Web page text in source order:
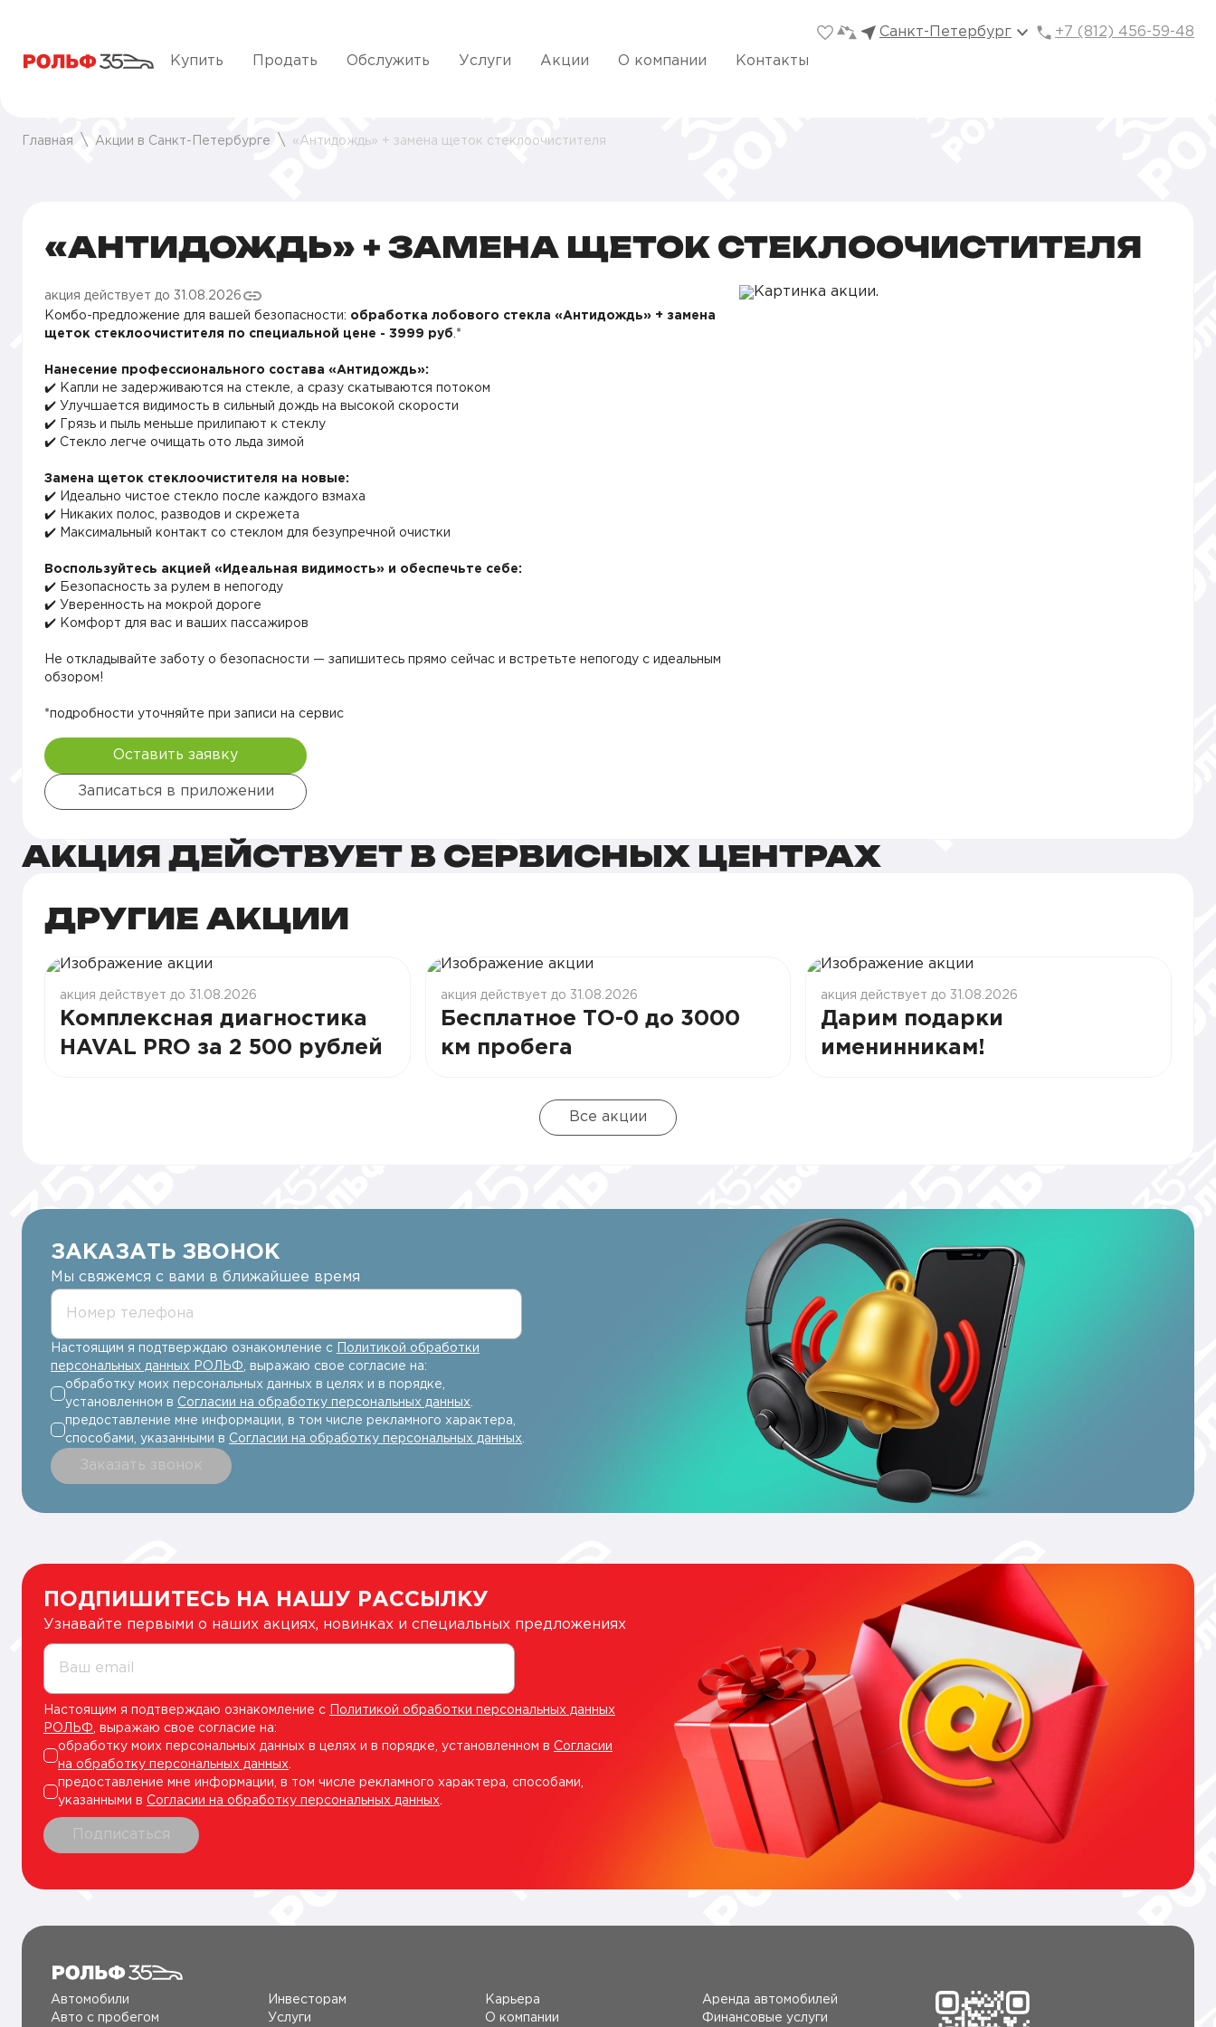
Санкт-Петербург +7 (812) 456-59-48
Купить Продать Обслужить Услуги Акции О компании Контакты
Главная Акции в Санкт-Петербурге «Антидождь» + замена щеток стеклоочистителя
«АНТИДОЖДЬ» + ЗАМЕНА ЩЕТОК СТЕКЛООЧИСТИТЕЛЯ
акция действует до 31.08.2026
Комбо-предложение для вашей безопасности: обработка лобового стекла «Антидождь» + замена
щеток стеклоочистителя по специальной цене - 3999 руб .*
Нанесение профессионального состава «Антидождь»:
✔️ Капли не задерживаются на стекле, а сразу скатываются потоком
✔️ Улучшается видимость в сильный дождь на высокой скорости
✔️ Грязь и пыль меньше прилипают к стеклу
✔️ Стекло легче очищать ото льда зимой
Замена щеток стеклоочистителя на новые:
✔️ Идеально чистое стекло после каждого взмаха
✔️ Никаких полос, разводов и скрежета
✔️ Максимальный контакт со стеклом для безупречной очистки
Воспользуйтесь акцией «Идеальная видимость» и обеспечьте себе:
✔️ Безопасность за рулем в непогоду
✔️ Уверенность на мокрой дороге
✔️ Комфорт для вас и ваших пассажиров
Не откладывайте заботу о безопасности — запишитесь прямо сейчас и встретьте непогоду с идеальным
обзором!
*подробности уточняйте при записи на сервис
Оставить заявку
Записаться в приложении
АКЦИЯ ДЕЙСТВУЕТ В СЕРВИСНЫХ ЦЕНТРАХ
ДРУГИЕ АКЦИИ
акция действует до 31.08.2026
Комплексная диагностика
HAVAL PRO за 2 500 рублей
акция действует до 31.08.2026
Бесплатное ТО-0 до 3000
км пробега
акция действует до 31.08.2026
Дарим подарки
именинникам!
Все акции
ЗАКАЗАТЬ ЗВОНОК
Мы свяжемся с вами в ближайшее время
Номер телефона
Настоящим я подтверждаю ознакомление с
Политикой обработки
персональных данных РОЛЬФ , выражаю свое согласие на:
обработку моих персональных данных в целях и в порядке,
установленном в Согласии на обработку персональных данных
предоставление мне информации, в том числе рекламного характера,
способами, указанными в Согласии на обработку персональных данных
Заказать звонок
ПОДПИШИТЕСЬ НА НАШУ РАССЫЛКУ
Узнавайте первыми о наших акциях, новинках и специальных предложениях
Ваш email
Настоящим я подтверждаю ознакомление с
Политикой обработки персональных данных
РОЛЬФ , выражаю свое согласие на:
обработку моих персональных данных в целях и в порядке, установленном в Согласии
на обработку персональных данных
предоставление мне информации, в том числе рекламного характера, способами,
указанными в Согласии на обработку персональных данных
Подписаться
Автомобили
Авто c пробегом
Инвесторам
Услуги
Карьера
О компании
Аренда автомобилей
Финансовые услуги